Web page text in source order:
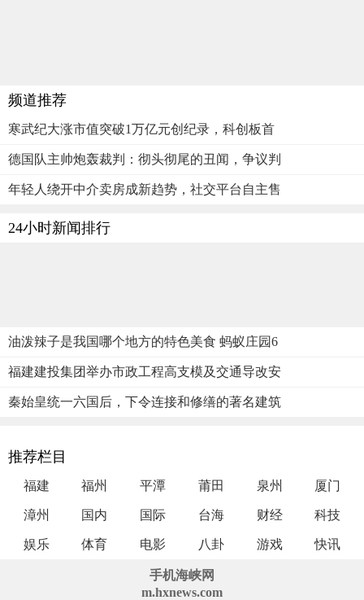
频道推荐
寒武纪大涨市值突破1万亿元创纪录，科创板首
德国队主帅炮轰裁判：彻头彻尾的丑闻，争议判
年轻人绕开中介卖房成新趋势，社交平台自主售
24小时新闻排行
油泼辣子是我国哪个地方的特色美食 蚂蚁庄园6
福建建投集团举办市政工程高支模及交通导改安
秦始皇统一六国后，下令连接和修缮的著名建筑
推荐栏目
福建 福州 平潭 莆田 泉州 厦门
漳州 国内 国际 台海 财经 科技
娱乐 体育 电影 八卦 游戏 快讯
手机海峡网
m.hxnews.com